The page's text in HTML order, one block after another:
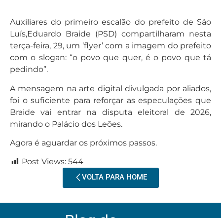
Auxiliares do primeiro escalão do prefeito de São
Luís,Eduardo Braide (PSD) compartilharam nesta
terça-feira, 29, um ‘flyer’ com a imagem do prefeito
com o slogan: “o povo que quer, é o povo que tá
pedindo”.
A mensagem na arte digital divulgada por aliados,
foi o suficiente para reforçar as especulações que
Braide vai entrar na disputa eleitoral de 2026,
mirando o Palácio dos Leões.
Agora é aguardar os próximos passos.
Post Views: 544
VOLTA PARA HOME